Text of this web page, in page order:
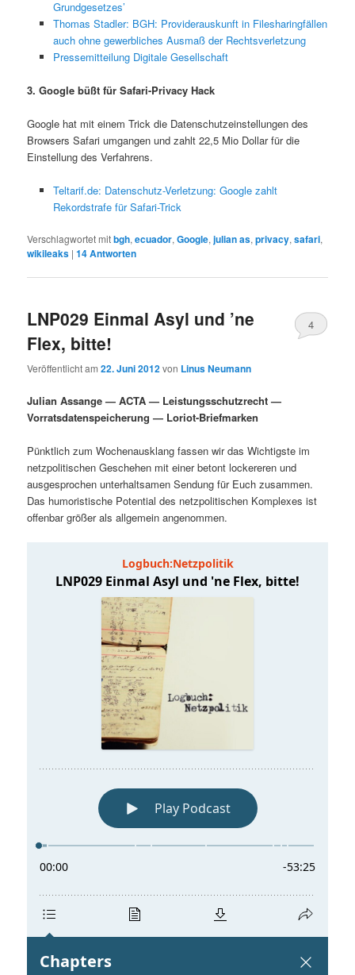
Grundgesetzes’
Thomas Stadler: BGH: Providerauskunft in Filesharingfällen
auch ohne gewerbliches Ausmaß der Rechtsverletzung
Pressemitteilung Digitale Gesellschaft
3. Google büßt für Safari-Privacy Hack
Google hat mit einem Trick die Datenschutzeinstellungen des
Browsers Safari umgangen und zahlt 22,5 Mio Dollar für die
Einstellung des Verfahrens.
Teltarif.de: Datenschutz-Verletzung: Google zahlt
Rekordstrafe für Safari-Trick
Verschlagwortet mitbgh,ecuador,Google,julian as,privacy,safari,
wikileaks |14Antworten
LNP029 Einmal Asyl und ’ne
Flex, bitte!
Veröffentlicht am22. Juni 2012von Linus Neumann
4
Julian Assange — ACTA — Leistungsschutzrecht —
Vorratsdatenspeicherung — Loriot-Briefmarken
Pünktlich zum Wochenausklang fassen wir das Wichtigste im
netzpolitischen Geschehen mit einer betont lockereren und
ausgesprochen unterhaltsamen Sendung für Euch zusammen.
Das humoristische Potential des netzpolitischen Komplexes ist
offenbar größer als allgemein angenommen.